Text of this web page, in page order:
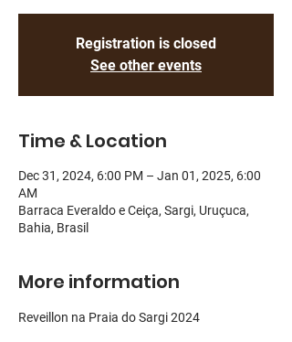
Registration is closed
See other events
Time & Location
Dec 31, 2024, 6:00 PM – Jan 01, 2025, 6:00
AM
Barraca Everaldo e Ceiça, Sargi, Uruçuca,
Bahia, Brasil
More information
Reveillon na Praia do Sargi 2024